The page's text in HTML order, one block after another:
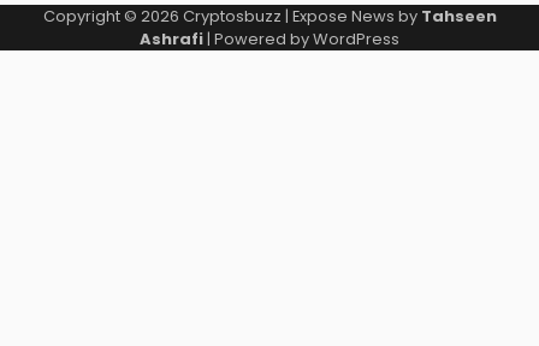
Copyright © 2026 Cryptosbuzz | Expose News by Tahseen
Ashrafi| Powered byWordPress